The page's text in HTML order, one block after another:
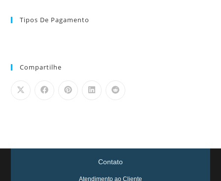
Tipos De Pagamento
Compartilhe
Contato
Atendimento ao Cliente